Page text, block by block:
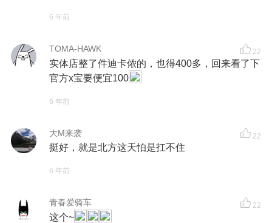
6 年前
TOMA-HAWK 22
实体店整了件迪卡侬的，也得400多，回来看了下
官方x宝要便宜100
6 年前
大M来袭 22
挺好，就是北方这天怕是扛不住
6 年前
青春爱骑车 22
这个~